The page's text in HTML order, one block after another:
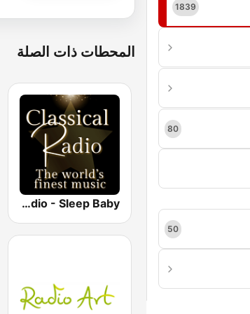
1839
80
50
المحطات ذات الصلة
Classical Radio - Sleep Baby